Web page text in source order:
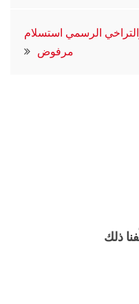
الرسمي استسلام
مرفوض
ذلك